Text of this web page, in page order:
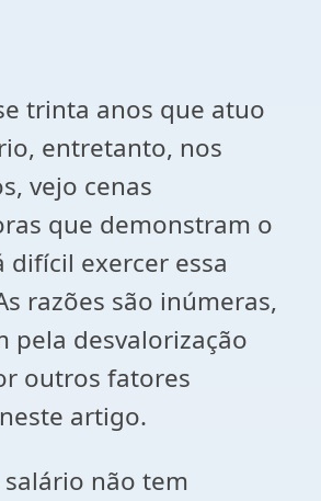
trinta anos que atuo
entretanto, nos
vejo cenas
que demonstram o
difícil exercer essa
razões são inúmeras,
pela desvalorização
outros fatores
artigo.
não tem